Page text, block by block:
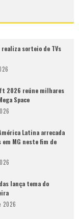
realiza sorteio de TVs
2026 reúne milhares
Space
Latina arrecada
em MG neste fim de
lança tema do
2026